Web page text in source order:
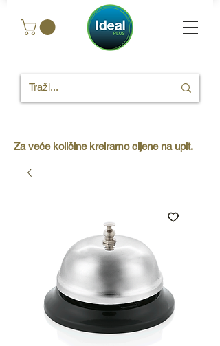
Za veće količine kreiramo cijene na upit.